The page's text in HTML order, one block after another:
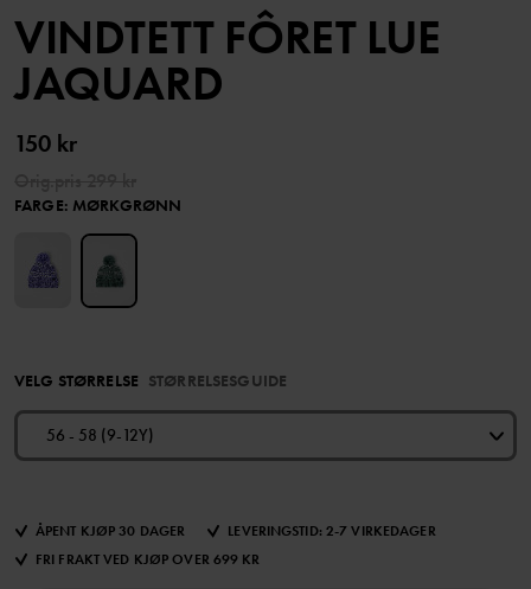
VINDTETT FÔRET LUE
JAQUARD
150 kr
FARGE: MØRKGRØNN
VELG STØRRELSE STØRRELSESGUIDE
56 - 58 (9-12Y)
ÅPENT KJØP 30 DAGER
LEVERINGSTID: 2-7 VIRKEDAGER
FRI FRAKT VED KJØP OVER 699 KR